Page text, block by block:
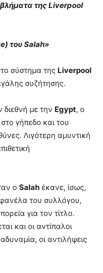
της Liverpool
του Salah»
σύστημα της Liverpool
συζήτησης.
διεθνή με την Egypt, ο
γήπεδο και του
Λιγότερη αμυντική
ο Salah έκανε, ίσως,
του συλλόγου,
για τον τίτλο.
και οι αντίπαλοι
οι αντιλήψεις